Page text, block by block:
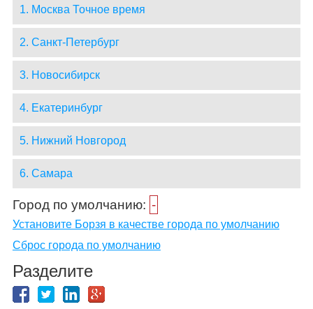
1. Москва Точное время
2. Санкт-Петербург
3. Новосибирск
4. Екатеринбург
5. Нижний Новгород
6. Самара
Город по умолчанию: -
Установите Борзя в качестве города по умолчанию
Сброс города по умолчанию
Разделите